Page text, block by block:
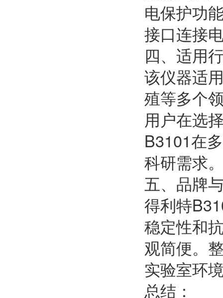
电保护功
接口连接
四、适用
该仪器适
殖等多个
用户在选
B3101在
科研需求
五、品牌
得利特
稳定性和
观简便。
实验室环
总结：